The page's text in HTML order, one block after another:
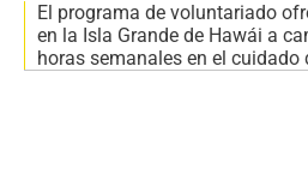
El programa de voluntariado
en la Isla Grande de Hawái a
horas semanales en el